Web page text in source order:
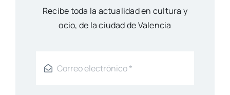
Reci­be toda la actua­li­dad en cul­tu­ra y
ocio, de la ciu­dad de Valen­cia